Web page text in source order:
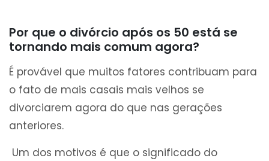
Por que o divórcio após os 50 está se
tornando mais comum agora?
É provável que muitos fatores contribuam para
o fato de mais casais mais velhos se
divorciarem agora do que nas gerações
anteriores.
Um dos motivos é que o significado do